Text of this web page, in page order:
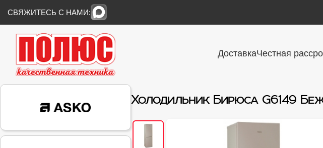
СВЯЖИТЕСЬ С НАМИ:
ДоставкаЧестная
Холодильник Бирюса G6149